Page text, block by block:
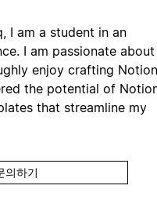
I am a student in an
I am passionate about
enjoy crafting Notion
the potential of
that streamline my
의하기